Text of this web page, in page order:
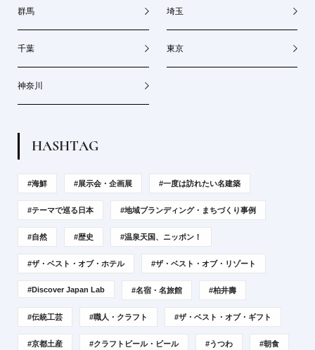
群馬 埼玉
千葉 東京
神奈川
HASHTAG
#海鮮 #展示会・企画展 #一度は訪れたい名建築
#テーマで巡る日本 #地域ブランディング・まちづくり事例
#自然 #歴史 #温泉天国、ニッポン！
#ザ・ベスト・オブ・ホテル #ザ・ベスト・オブ・リゾート
#Discover Japan Lab #名宿・名旅館 #柏井壽
#伝統工芸 #職人・クラフト #ザ・ベスト・オブ・ギフト
#京都土産 #クラフトビール・ビール #うつわ #朝食